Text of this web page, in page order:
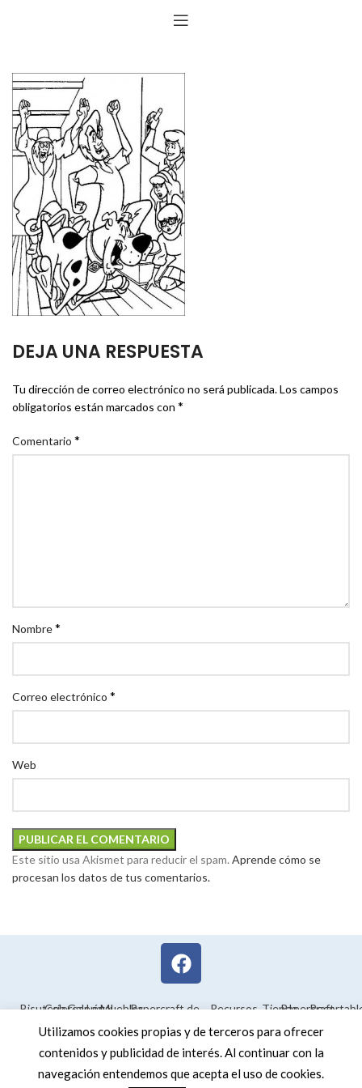
DEJA UNA RESPUESTA
Tu dirección de correo electrónico no será publicada.Los campos
obligatorios están marcados con *
Comentario *
Nombre*
Correo electrónico *
Web
Este sitio usa Akismet para reducir el spam. Aprende cómo se
procesan los datos de tus comentarios.
BisuteríaColorear
Galería
LegalMueblesPapercraft de
Maquetas en
Recursos
educativos
TiendaPapercraft
Utilizamos cookies propias y de terceros para ofrecer
contenidos y publicidad de interés. Al continuar con la
navegación entendemos que acepta el uso de cookies.